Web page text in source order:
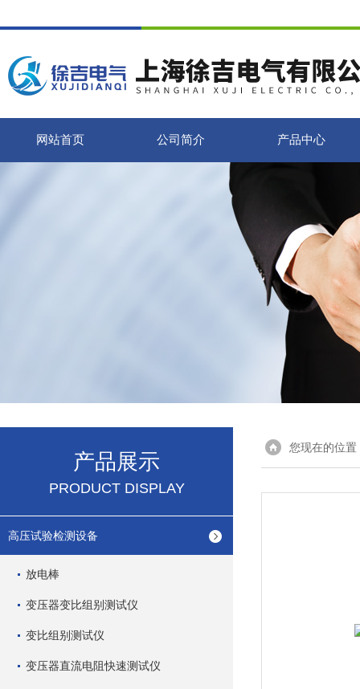
网站首页 公司简介 产品中心
产品展示
PRODUCT DISPLAY
高压试验检测设备
放电棒
变压器变比组别测试仪
变比组别测试仪
变压器直流电阻快速测试仪
您现在的位置